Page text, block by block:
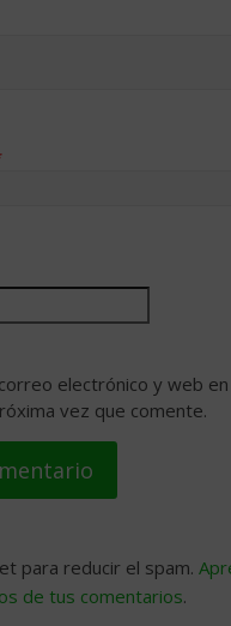
electrónico y web
vez que comente.
para reducir el spam.
de tus comentarios.